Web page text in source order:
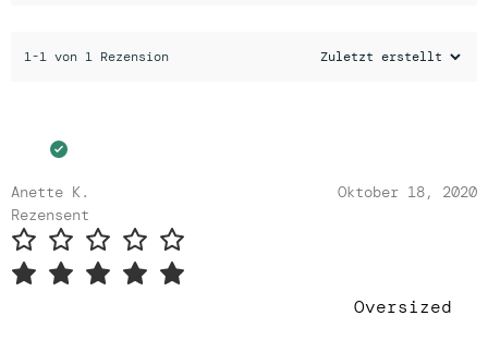
1-1 von 1 Rezension
Anette K.
Rezensent
Oktober 18, 2020
Oversized